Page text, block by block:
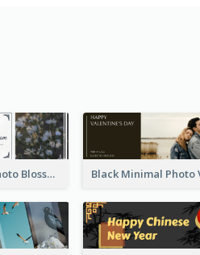
Elegant Floral Photo Blossom Spring Email Header